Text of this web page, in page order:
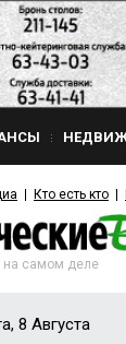
Кто есть кто
на самом деле
8 Августа